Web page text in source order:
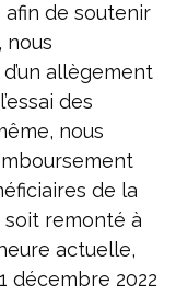
de soutenir
nous
allègement
des
nous
de la
remonté à
actuelle,
décembre 2022